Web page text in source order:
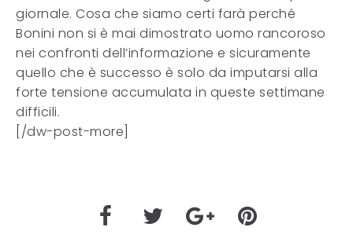
giornale. Cosa che siamo certi farà perché
Bonini non si è mai dimostrato uomo rancoroso
nei confronti dell’informazione e sicuramente
quello che è successo è solo da imputarsi alla
forte tensione accumulata in queste settimane
difficili.
[/dw-post-more]